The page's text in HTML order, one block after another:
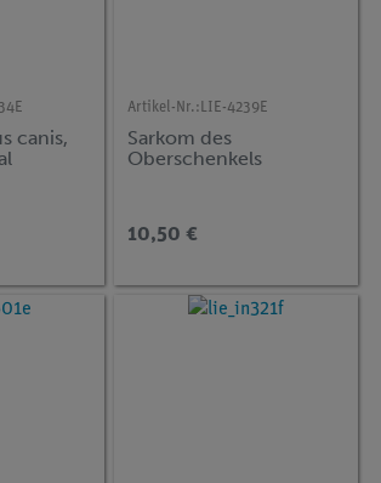
canis,
Artikel-Nr.: LIE-4239E
Sarkom des
Oberschenkels
10,50 €